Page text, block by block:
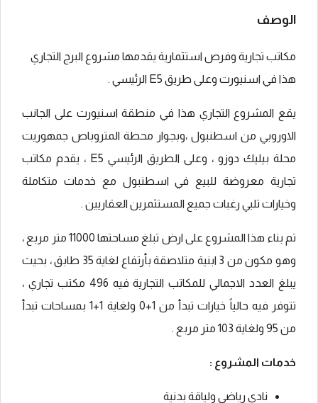
الوصف
مكاتب تجارية وفرص استثمارية يقدمها مشروع البرج التجاري
هذا في اسنيورت وعلى طريق E5 الرئيسي .
يقع المشروع التجاري هذا في منطقة اسنيورت على الجانب
الاوروبي من اسطنبول ،وبجوار محطة المتروباص جمهوريت
محلة بيليك دوزو ، وعلى الطريق الرئيسي E5 ، يقدم مكاتب
تجارية معروضة للبيع في اسطنبول مع خدمات متكاملة
وخيارات تلبي رغبات جميع المستثمرين العقاريين .
تم بناء هذا المشروع على ارض تبلغ مساحتها 11000 متر مربع ،
وهو مكون من 3 ابنية متلاصقة بأرتفاع لغاية 35 طابق ، بحيث
يبلغ العدد الاجمالي للمكاتب التجارية فيه 496 مكتب تجاري ،
تتوفر فيه حالياً خيارات تبدأ من 1+0 ولغاية 1+1 بمساحات تبدأ
من 95 ولغاية 103 متر مربع .
خدمات المشروع :
نادي رياضي ولياقة بدنية